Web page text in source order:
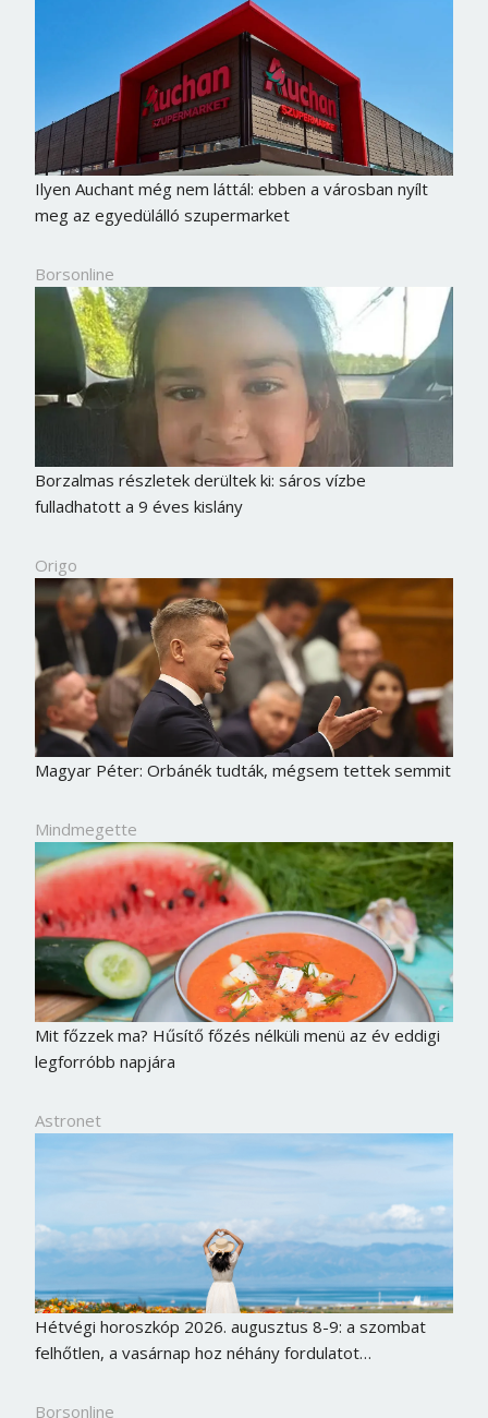
Ilyen Auchant még nem láttál: ebben a városban nyílt
meg az egyedülálló szupermarket
Borsonline
Borzalmas részletek derültek ki: sáros vízbe
fulladhatott a 9 éves kislány
Origo
Magyar Péter: Orbánék tudták, mégsem tettek semmit
Mindmegette
Mit főzzek ma? Hűsítő főzés nélküli menü az év eddigi
legforróbb napjára
Astronet
Hétvégi horoszkóp 2026. augusztus 8-9: a szombat
felhőtlen, a vasárnap hoz néhány fordulatot…
Borsonline